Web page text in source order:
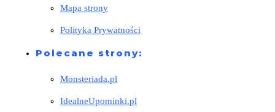
Mapa strony
Polityka Prywatności
Polecane strony:
Monsteriada.pl
IdealneUpominki.pl